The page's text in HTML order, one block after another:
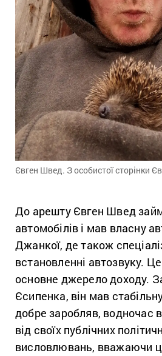
Євген Швед. З особистої сторінки
До арешту Євген Швед
автомобілів і мав власну
Джанкої, де також
встановленні автозвуку.
основне джерело доходу.
Єсипенка, він мав
добре заробляв, водночас
від своїх публічних
висловлювань, вважаючи